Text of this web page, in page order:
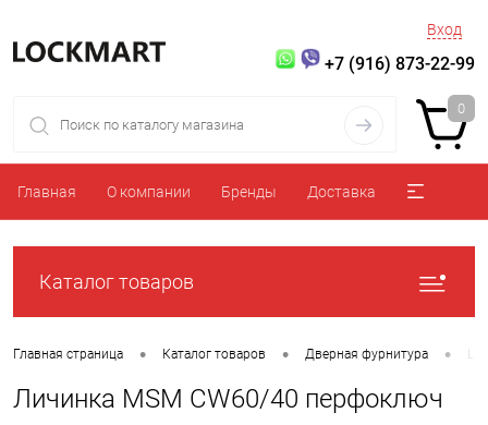
Вход
+7 (916) 873-22-99
0
Главная О компании Бренды Доставка
Каталог товаров
Главная страница • Каталог товаров • Дверная фурнитура •
Личинка MSM CW60/40 перфоключ